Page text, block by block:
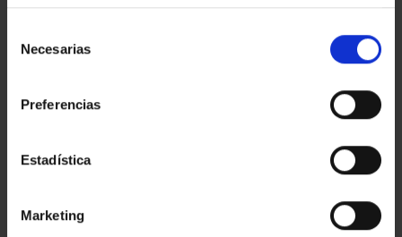
Necesarias
Preferencias
Estadística
Marketing
Una vez realizada la compra, podrás reservar
spacpi@salleshotels.com o vía telefónica al 972 652363.
Estaremos encantados de acompañarte en la gestión de
perfecta.
La experiencia está sujeta a la disponibilidad del hotel.
llegada.
Esta experiencia no admite cancelaciones ni reembolsos.